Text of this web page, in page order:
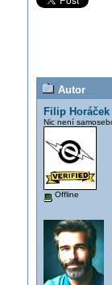
Autor
Filip Horáček
Nic není
Offline